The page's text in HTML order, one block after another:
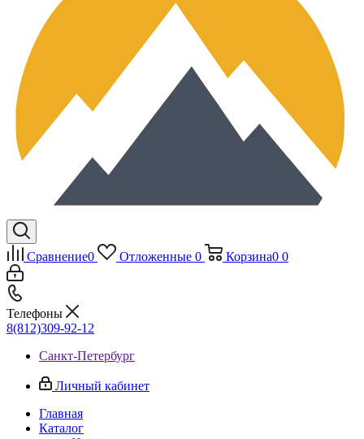
Сравнение0 Отложенные 0 Корзина0 0
Телефоны
8(812)309-92-12
Санкт-Петербург
Личный кабинет
Главная
Каталог